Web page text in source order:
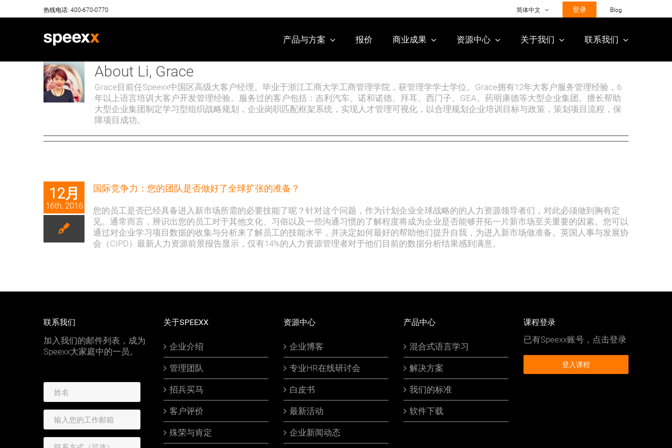
to
热线电话: 400-670-0770 简体中文 登录 Blog
产品与方案 报价 商业成果 资源中心 关于我们 联系我们
About Li, Grace
Grace目前任Speexx中国区高级大客户经理。毕业于浙江工商大学工商管理学院，获管理学学士学位。Grace拥有12年大客户服务管理经验，6
年以上语言培训大客户开发管理经验。服务过的客户包括：吉利汽车、诺和诺德、拜耳、西门子、GEA、药明康德等大型企业集团。擅长帮助
大型企业集团制定学习型组织战略规划，企业岗职匹配框架系统，实现人才管理可视化，以合理规划企业培训目标与政策，策划项目流程，保
障项目成功。
12月
16th, 2016
国际竞争力：您的团队是否做好了全球扩张的准备？
您的员工是否已经具备进入新市场所需的必要技能了呢？针对这个问题，作为计划企业全球战略的的人力资源领导者们，对此必须做到胸有定
见。通常而言，辨识出您的员工对于其他文化、习俗以及一些沟通习惯的了解程度将成为企业是否能够开拓一片新市场至关重要的因素。您可以
通过对企业学习项目数据的收集与分析来了解员工的技能水平，并决定如何最好的帮助他们提升自我，为进入新市场做准备。英国人事与发展协
会（CIPD）最新人力资源前景报告显示，仅有14%的人力资源管理者对于他们目前的数据分析结果感到满意。
联系我们
加入我们的邮件列表，成为
Speexx大家庭中的一员。
关于SPEEXX
企业介绍
管理团队
招兵买马
客户评价
殊荣与肯定
资源中心
企业博客
专业HR在线研讨会
白皮书
最新活动
企业新闻动态
产品中心
混合式语言学习
解决方案
我们的标准
软件下载
课程登录
已有Speexx账号，点击登录
登入课程